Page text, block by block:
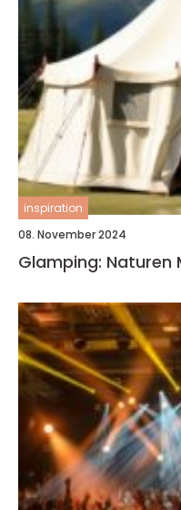
inspiration
08. November 2024
Glamping: Naturen